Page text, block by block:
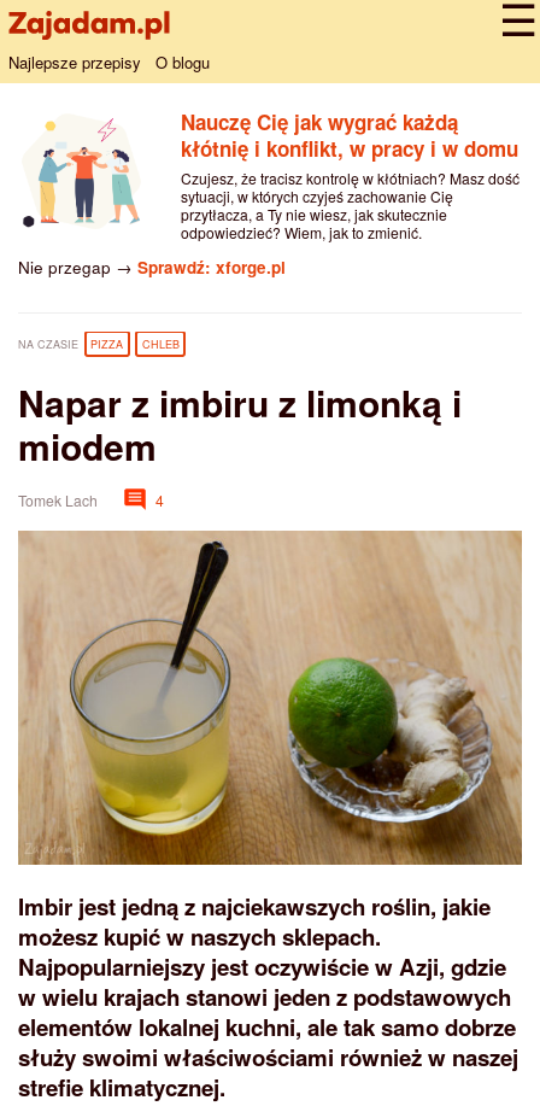
Najlepsze przepisy O blogu
Nauczę Cię jak wygrać każdą
kłótnię i konflikt, w pracy i w domu
Czujesz, że tracisz kontrolę w kłótniach? Masz dość
sytuacji, w których czyjeś zachowanie Cię
przytłacza, a Ty nie wiesz, jak skutecznie
odpowiedzieć? Wiem, jak to zmienić.
Nie przegap → Sprawdź: xforge.pl
NA CZASIE PIZZA CHLEB
Napar z imbiru z limonką i
miodem
Tomek Lach 4
Imbir jest jedną z najciekawszych roślin, jakie
możesz kupić w naszych sklepach.
Najpopularniejszy jest oczywiście w Azji, gdzie
w wielu krajach stanowi jeden z podstawowych
elementów lokalnej kuchni, ale tak samo dobrze
służy swoimi właściwościami również w naszej
strefie klimatycznej.